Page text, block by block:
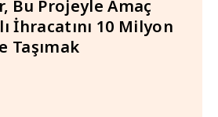
Bu Projeyle Amaç
İhracatını 10 Milyon
Taşımak